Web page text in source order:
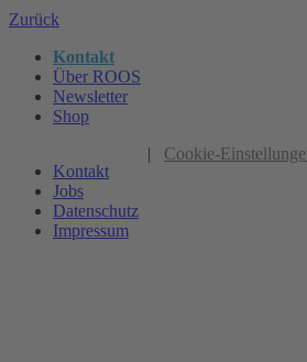
Zurück
Kontakt
Über ROOS
Newsletter
Shop
Kontakt
Jobs
Datenschutz
Impressum
| Cookie-